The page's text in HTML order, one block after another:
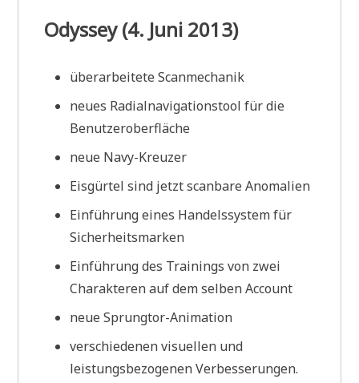
Odyssey (4. Juni 2013)
überarbeitete Scanmechanik
neues Radialnavigationstool für die
Benutzeroberfläche
neue Navy-Kreuzer
Eisgürtel sind jetzt scanbare Anomalien
Einführung eines Handelssystem für
Sicherheitsmarken
Einführung des Trainings von zwei
Charakteren auf dem selben Account
neue Sprungtor-Animation
verschiedenen visuellen und
leistungsbezogenen Verbesserungen.